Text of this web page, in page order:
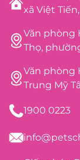
xã Việt
Văn phòng
Thọ,
Văn phòng
Trung Mỹ
1900 0223